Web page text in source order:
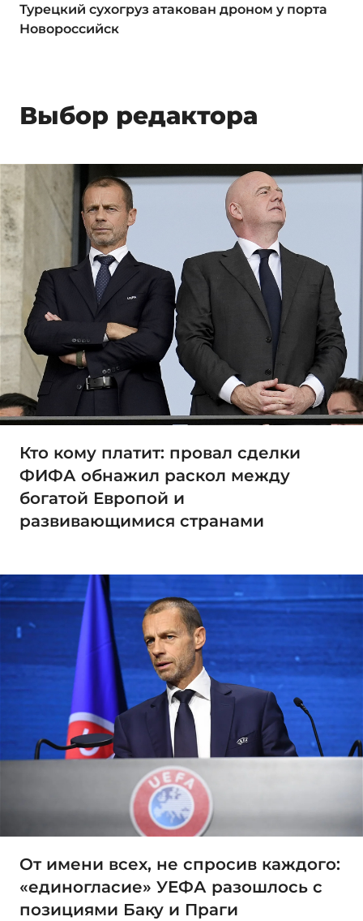
Турецкий сухогруз атакован дроном у порта
Новороссийск
Выбор редактора
Кто кому платит: провал сделки
ФИФА обнажил раскол между
богатой Европой и
развивающимися странами
От имени всех, не спросив каждого:
«единогласие» УЕФА разошлось с
позициями Баку и Праги